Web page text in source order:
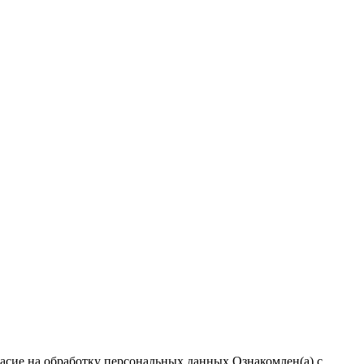
на обработку персональных данных Ознакомлен(а) с